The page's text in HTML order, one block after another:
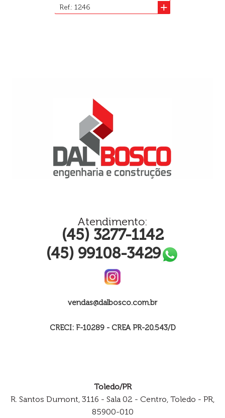
+
Ref.: 1246
Atendimento:
(45) 3277-1142
(45) 99108-3429
vendas@dalbosco.com.br
CRECI: F-10289 - CREA PR-20.543/D
Toledo/PR
R. Santos Dumont, 3116 - Sala 02 - Centro, Toledo - PR,
85900-010